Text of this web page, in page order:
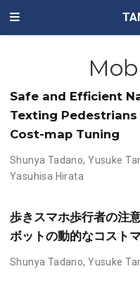
Safe and Efficient
Texting
Cost-map Tuning
Shunya Tadano,Yusuke
Yasuhisa Hirata
歩きスマホ歩行者の注
ボットの動的なコスト
Shunya Tadano,Yusuke